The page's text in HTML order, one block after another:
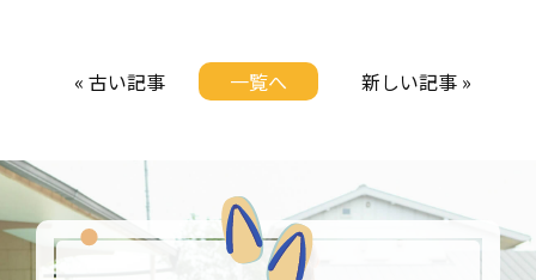
« 古い記事 一覧へ 新しい記事 »